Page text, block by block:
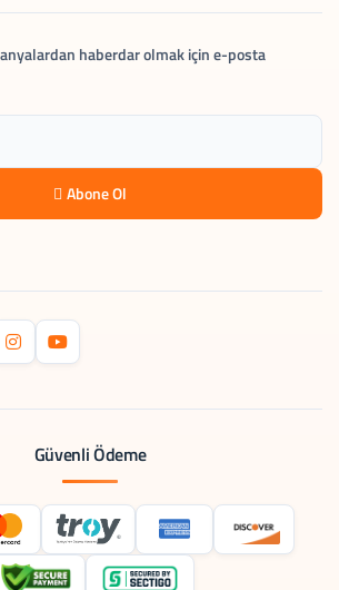
haberdar olmak için e-posta
Abone Ol
Güvenli Ödeme